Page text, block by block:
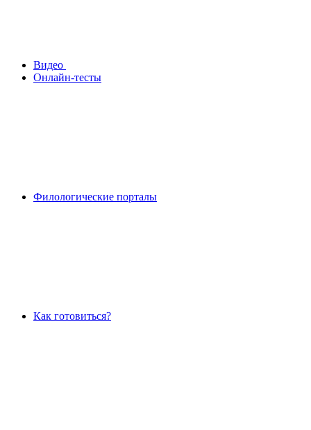
Видео
Онлайн-тесты
Филологические порталы
Как готовиться?